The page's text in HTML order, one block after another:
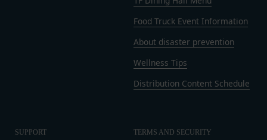
Food Truck Event Information
About disaster prevention
Wellness Tips
Distribution Content Schedule
SUPPORT TERMS AND SECURITY
当社は取得した会員情報を下記の目的に利用するこ
本サービスへのログイン時における本人確認
当社の商品、サービス、ウェブサイト、コンテ